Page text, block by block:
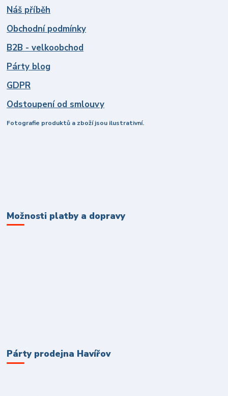
Náš příběh
Obchodní podmínky
B2B - velkoobchod
Párty blog
GDPR
Odstoupení od smlouvy
Fotografie produktů a zboží jsou ilustrativní.
Možnosti platby a dopravy
Párty prodejna Havířov